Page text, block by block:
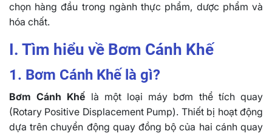
chọn hàng đầu trong ngành thực phẩm, dược phẩm và
hóa chất.
I. Tìm hiểu về Bơm Cánh Khế
1. Bơm Cánh Khế là gì?
Bơm Cánh Khế là một loại máy bơm thể tích quay
(Rotary Positive Displacement Pump). Thiết bị hoạt động
dựa trên chuyển động quay đồng bộ của hai cánh quay